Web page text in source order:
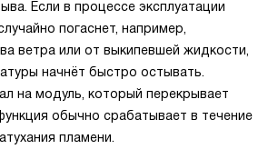
Если в процессе эксплуатации
погаснет, например,
ветра или от выкипевшей жидкости,
начнёт быстро остывать.
на модуль, который перекрывает
обычно срабатывает в течение
пламени.